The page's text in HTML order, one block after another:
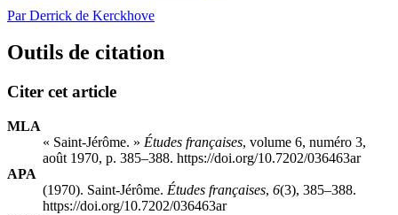
Par Derrick de Kerckhove
Outils de citation
Citer cet article
MLA
« Saint-Jérôme. » Études françaises, volume 6, numéro 3,
août 1970, p. 385–388. https://doi.org/10.7202/036463ar
APA
(1970). Saint-Jérôme. Études françaises, 6(3), 385–388.
https://doi.org/10.7202/036463ar